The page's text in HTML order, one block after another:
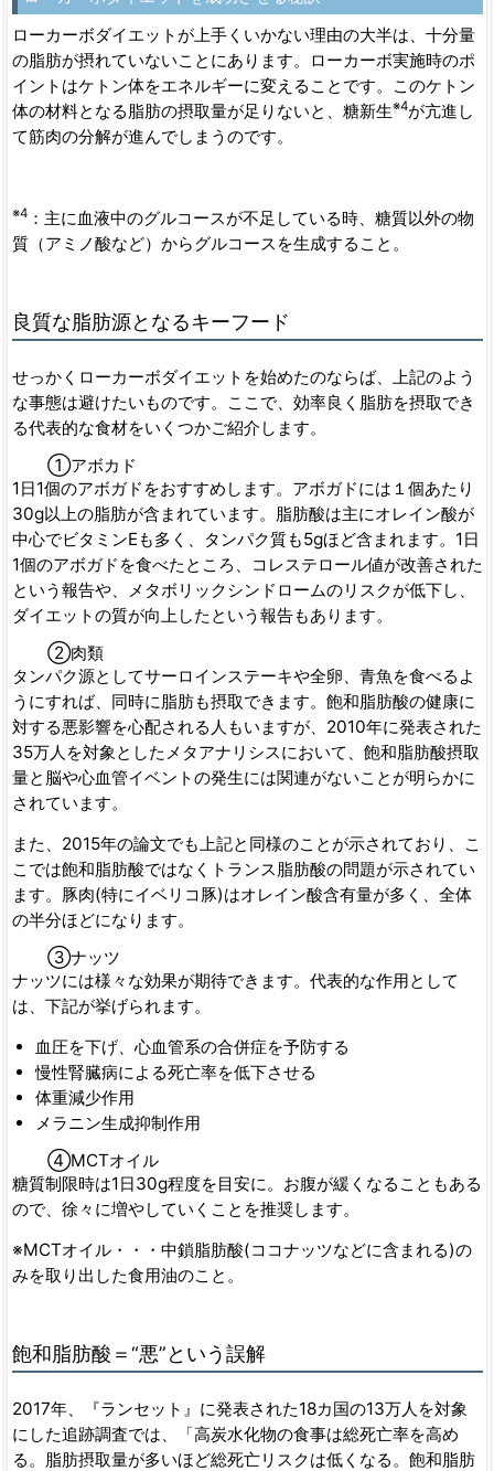
ローカーボダイエットが上手くいかない理由の大半は、十分量
の脂肪が摂れていないことにあります。ローカーボ実施時のポ
イントはケトン体をエネルギーに変えることです。このケトン
体の材料となる脂肪の摂取量が足りないと、糖新生※4が亢進し
て筋肉の分解が進んでしまうのです。
※4：主に血液中のグルコースが不足している時、糖質以外の物
質（アミノ酸など）からグルコースを生成すること。
良質な脂肪源となるキーフード
せっかくローカーボダイエットを始めたのならば、上記のよう
な事態は避けたいものです。ここで、効率良く脂肪を摂取でき
る代表的な食材をいくつかご紹介します。
①アボカド
1日1個のアボガドをおすすめします。アボガドには１個あたり
30g以上の脂肪が含まれています。脂肪酸は主にオレイン酸が
中心でビタミンEも多く、タンパク質も5gほど含まれます。1日
1個のアボガドを食べたところ、コレステロール値が改善された
という報告や、メタボリックシンドロームのリスクが低下し、
ダイエットの質が向上したという報告もあります。
②肉類
タンパク源としてサーロインステーキや全卵、青魚を食べるよ
うにすれば、同時に脂肪も摂取できます。飽和脂肪酸の健康に
対する悪影響を心配される人もいますが、2010年に発表された
35万人を対象としたメタアナリシスにおいて、飽和脂肪酸摂取
量と脳や心血管イベントの発生には関連がないことが明らかに
されています。
また、2015年の論文でも上記と同様のことが示されており、こ
こでは飽和脂肪酸ではなくトランス脂肪酸の問題が示されてい
ます。豚肉(特にイベリコ豚)はオレイン酸含有量が多く、全体
の半分ほどになります。
③ナッツ
ナッツには様々な効果が期待できます。代表的な作用として
は、下記が挙げられます。
血圧を下げ、心血管系の合併症を予防する
慢性腎臓病による死亡率を低下させる
体重減少作用
メラニン生成抑制作用
④MCTオイル
糖質制限時は1日30g程度を目安に。お腹が緩くなることもある
ので、徐々に増やしていくことを推奨します。
※MCTオイル・・・中鎖脂肪酸(ココナッツなどに含まれる)の
みを取り出した食用油のこと。
飽和脂肪酸＝“悪”という誤解
2017年、『ランセット』に発表された18カ国の13万人を対象
にした追跡調査では、「高炭水化物の食事は総死亡率を高め
る。脂肪摂取量が多いほど総死亡リスクは低くなる。飽和脂肪